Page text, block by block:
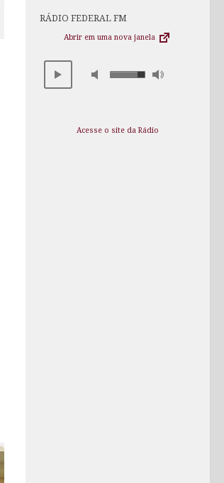
RÁDIO FEDERAL FM
Abrir em uma nova janela
Acesse o site da Rádio